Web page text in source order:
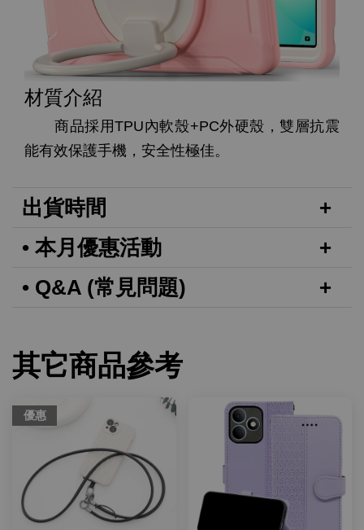
材質介紹
商品採用TPU內軟殼+PC外硬殼，雙層抗震
能有效保護手機，安全性極佳。
出貨時間
• 本月優惠活動
• Q&A (常見問題)
其它商品參考
優惠